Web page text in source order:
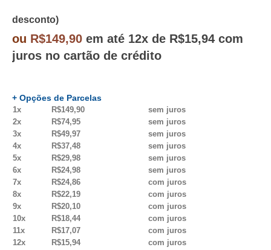
desconto)
ou R$149,90 em até 12x de R$15,94 com
juros no cartão de crédito
+ Opções de Parcelas
1x R$149,90
sem juros
2x
R$74,95
sem juros
3x
R$49,97
sem juros
4x
R$37,48
sem juros
5x
R$29,98
sem juros
6x
R$24,98
sem juros
7x
R$24,86
com juros
8x
R$22,19
com juros
9x
R$20,10
com juros
10x
R$18,44
com juros
11x
R$17,07
com juros
12x
R$15,94 com juros